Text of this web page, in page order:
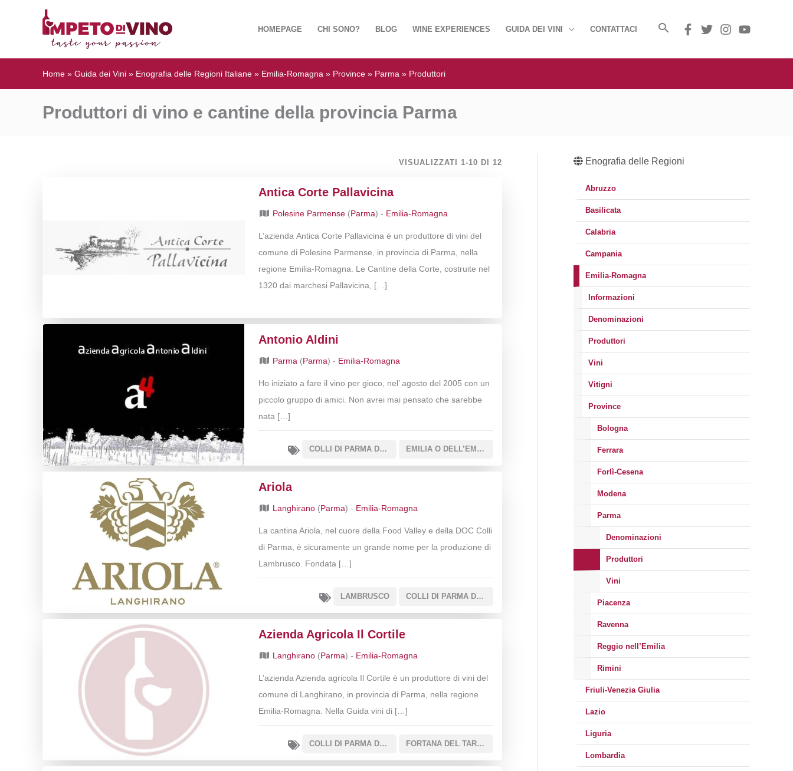
HOMEPAGE CHI SONO? BLOG WINE EXPERIENCES GUIDA DEI VINI CONTATTACI
Home » Guida dei Vini » Enografia delle Regioni Italiane » Emilia-Romagna » Province » Parma » Produttori
Produttori di vino e cantine della provincia Parma
VISUALIZZATI 1-10 DI 12
Antica Corte Pallavicina
Polesine Parmense (Parma) - Emilia-Romagna
L’azienda Antica Corte Pallavicina è un produttore di vini del
comune di Polesine Parmense, in provincia di Parma, nella
regione Emilia-Romagna. Le Cantine della Corte, costruite nel
1320 dai marchesi Pallavicina, […]
Antonio Aldini
Parma (Parma) - Emilia-Romagna
Ho iniziato a fare il vino per gioco, nel’ agosto del 2005 con un
piccolo gruppo di amici. Non avrei mai pensato che sarebbe
nata […]
COLLI DI PARMA DOC EMILIA O DELL’EMILIA IGT
Ariola
Langhirano (Parma) - Emilia-Romagna
La cantina Ariola, nel cuore della Food Valley e della DOC Colli
di Parma, è sicuramente un grande nome per la produzione di
Lambrusco. Fondata […]
LAMBRUSCO COLLI DI PARMA DOC
Azienda Agricola Il Cortile
Langhirano (Parma) - Emilia-Romagna
L’azienda Azienda agricola Il Cortile è un produttore di vini del
comune di Langhirano, in provincia di Parma, nella regione
Emilia-Romagna. Nella Guida vini di […]
COLLI DI PARMA DOC FORTANA DEL TARO IGT
Enografia delle Regioni
Abruzzo
Basilicata
Calabria
Campania
Emilia-Romagna
Informazioni
Denominazioni
Produttori
Vini
Vitigni
Province
Bologna
Ferrara
Forlì-Cesena
Modena
Parma
Denominazioni
Produttori
Vini
Piacenza
Ravenna
Reggio nell’Emilia
Rimini
Friuli-Venezia Giulia
Lazio
Liguria
Lombardia